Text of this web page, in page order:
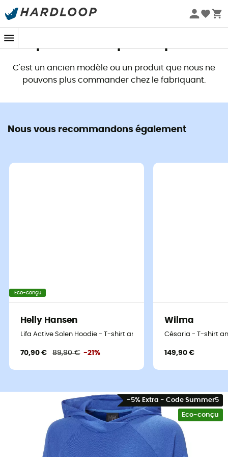
Promos d'été 🔥 -5 % EXTRA dès 2 produits* code Summer5
C'est un ancien modèle ou un produit que nous ne
pouvons plus commander chez le fabriquant.
Nous vous recommandons également
Eco-conçu
Helly Hansen
Lifa Active Solen Hoodie - T-shirt anti uv femme
70,90 € 89,90 € -21%
Wilma
Césaria - T-shirt
149,90 €
-5% Extra - Code Summer5
Eco-conçu